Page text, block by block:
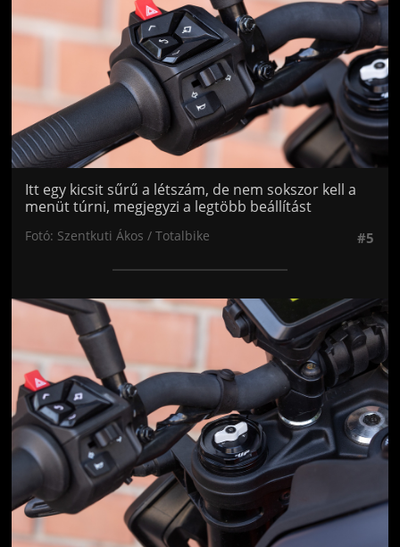
Itt egy kicsit sűrű a létszám, de nem sokszor kell a
menüt túrni, megjegyzi a legtöbb beállítást
Fotó: Szentkuti Ákos / Totalbike #5
Jön még kép!